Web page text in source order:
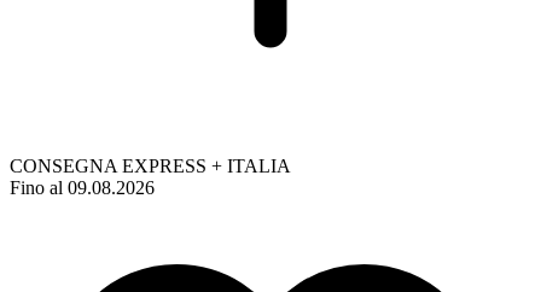
CONSEGNA EXPRESS + ITALIA
Fino al 09.08.2026